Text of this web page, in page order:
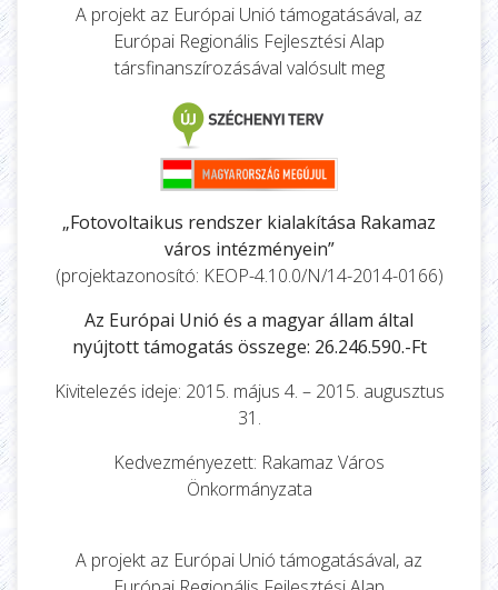
A projekt az Európai Unió támogatásával, az
Európai Regionális Fejlesztési Alap
társfinanszírozásával valósult meg
„Fotovoltaikus rendszer kialakítása Rakamaz
város intézményein”
(projektazonosító: KEOP-4.10.0/N/14-2014-0166)
Az Európai Unió és a magyar állam által
nyújtott támogatás összege: 26.246.590.-Ft
Kivitelezés ideje: 2015. május 4. – 2015. augusztus
31.
Kedvezményezett: Rakamaz Város
Önkormányzata
A projekt az Európai Unió támogatásával, az